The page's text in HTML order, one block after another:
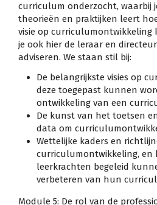
curriculum onderzocht, waarbij
theorieën en praktijken leert
visie op curriculumontwikkeling
je ook hier de leraar en
adviseren. We staan stil bij:
De belangrijkste visies op
deze toegepast kunnen
ontwikkeling van een
De kunst van het toetsen
data om
Wettelijke kaders en
curriculumontwikkeling, en
leerkrachten begeleid
verbeteren van hun
Module 5: De rol van de